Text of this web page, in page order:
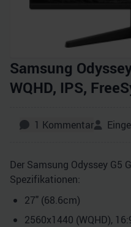
Samsung
WQHD, IPS,
1 Kommentar
Der Samsung Odyssey G5
Spezifikationen:
27" (68.6cm)
2560x1440 (WQHD),